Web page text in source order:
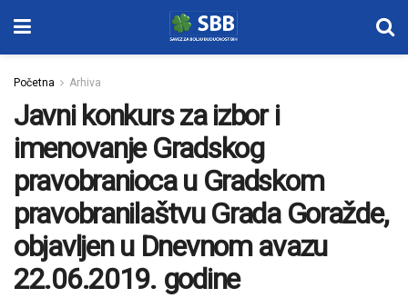
Početna Arhiva
Javni konkurs za izbor i
imenovanje Gradskog
pravobranioca u Gradskom
pravobranilaštvu Grada Goražde,
objavljen u Dnevnom avazu
22.06.2019. godine